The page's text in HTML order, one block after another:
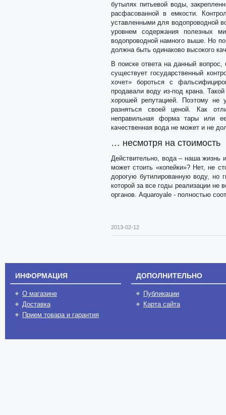
бутылях питьевой воды,
расфасованной в емкости.
уставленными для водопроводной
уровнем содержания полезных
водопроводной намного выше. Но
должна быть одинаково высокого
В поиске ответа на данный
существует государственный
хочет» бороться с
продавали воду из-под крана.
хорошей репутацией. Поэтому не
разняться своей ценой. Как
неправильная форма тары или
качественная вода не может и не
… несмотря на стоимость
Действительно, вода – наша жизнь
может стоить «копейки»? Нет, не
дорогую бутилированную воду, но
которой за все годы реализации не
органов. Aquaroyale - полностью
2013-02-12
ИНФОРМАЦИЯ
О магазине
Доставка
Прием товара и гарантия
ДОПОЛНИТЕЛЬНО
Публикации
Карта сайта